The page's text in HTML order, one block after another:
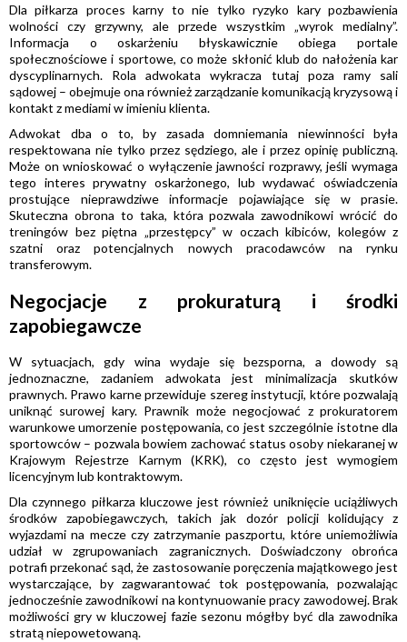
Dla piłkarza proces karny to nie tylko ryzyko kary pozbawienia
wolności czy grzywny, ale przede wszystkim „wyrok medialny”.
Informacja o oskarżeniu błyskawicznie obiega portale
społecznościowe i sportowe, co może skłonić klub do nałożenia kar
dyscyplinarnych. Rola adwokata wykracza tutaj poza ramy sali
sądowej – obejmuje ona również zarządzanie komunikacją kryzysową i
kontakt z mediami w imieniu klienta.
Adwokat dba o to, by zasada domniemania niewinności była
respektowana nie tylko przez sędziego, ale i przez opinię publiczną.
Może on wnioskować o wyłączenie jawności rozprawy, jeśli wymaga
tego interes prywatny oskarżonego, lub wydawać oświadczenia
prostujące nieprawdziwe informacje pojawiające się w prasie.
Skuteczna obrona to taka, która pozwala zawodnikowi wrócić do
treningów bez piętna „przestępcy” w oczach kibiców, kolegów z
szatni oraz potencjalnych nowych pracodawców na rynku
transferowym.
Negocjacje z prokuraturą i środki
zapobiegawcze
W sytuacjach, gdy wina wydaje się bezsporna, a dowody są
jednoznaczne, zadaniem adwokata jest minimalizacja skutków
prawnych. Prawo karne przewiduje szereg instytucji, które pozwalają
uniknąć surowej kary. Prawnik może negocjować z prokuratorem
warunkowe umorzenie postępowania, co jest szczególnie istotne dla
sportowców – pozwala bowiem zachować status osoby niekaranej w
Krajowym Rejestrze Karnym (KRK), co często jest wymogiem
licencyjnym lub kontraktowym.
Dla czynnego piłkarza kluczowe jest również uniknięcie uciążliwych
środków zapobiegawczych, takich jak dozór policji kolidujący z
wyjazdami na mecze czy zatrzymanie paszportu, które uniemożliwia
udział w zgrupowaniach zagranicznych. Doświadczony obrońca
potrafi przekonać sąd, że zastosowanie poręczenia majątkowego jest
wystarczające, by zagwarantować tok postępowania, pozwalając
jednocześnie zawodnikowi na kontynuowanie pracy zawodowej. Brak
możliwości gry w kluczowej fazie sezonu mógłby być dla zawodnika
stratą niepowetowaną.